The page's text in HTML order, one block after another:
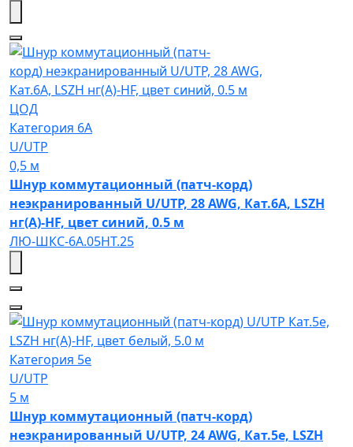
ЦОД
Категория 6A
U/UTP
0,5 м
Шнур коммутационный (патч-корд)
неэкранированный U/UTP, 28 AWG, Кат.6A, LSZH
нг(А)-HF, цвет синий, 0.5 м
ЛЮ-ШКС-6A.05НТ.25
Категория 5e
U/UTP
5 м
Шнур коммутационный (патч-корд)
неэкранированный U/UTP, 24 AWG, Кат.5e, LSZH